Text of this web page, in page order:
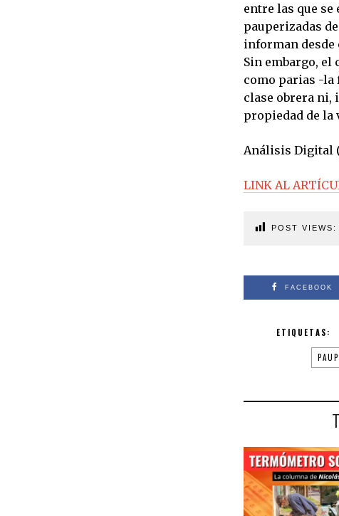
entre las que
pauperizadas
informan desde
Sin embargo, el
como parias -la
clase obrera ni,
propiedad de la
Análisis Digital
LINK AL
POST VIEWS:
FACEBOOK
ETIQUETAS: